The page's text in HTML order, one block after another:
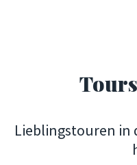
Lieblingstouren in